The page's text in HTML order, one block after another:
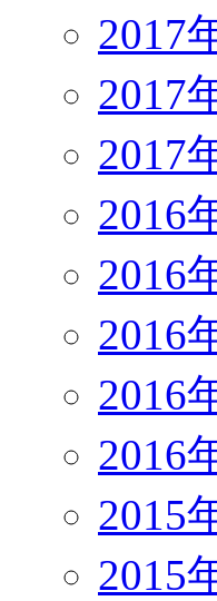
2017
2017
2017
2016
2016
2016
2016
2016
2015
2015